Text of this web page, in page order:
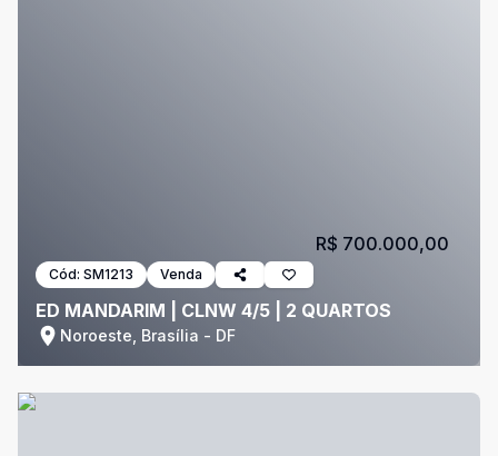
Cód: SM1213 Venda
ED MANDARIM | CLNW 4/5 | 2 QUARTOS
Noroeste, Brasília - DF
R$ 700.000,00